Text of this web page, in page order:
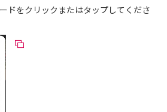
ドをクリックまたはタップしてくださ